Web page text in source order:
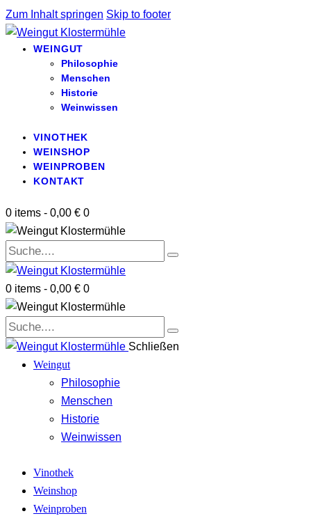
Zum Inhalt springen Skip to footer
WEINGUT
Philosophie
Menschen
Historie
Weinwissen
VINOTHEK
WEINSHOP
WEINPROBEN
KONTAKT
0 items - 0,00 € 0
0 items - 0,00 € 0
Schließen
Weingut
Philosophie
Menschen
Historie
Weinwissen
Vinothek
Weinshop
Weinproben